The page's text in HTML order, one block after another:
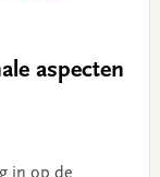
aspecten